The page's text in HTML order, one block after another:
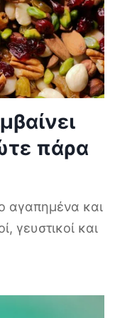
πάρα
αγαπημένα και
γευστικοί και